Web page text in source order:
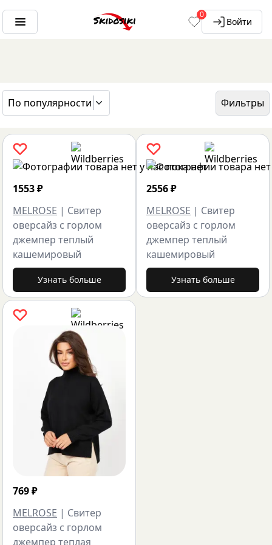
0
Войти
По популярности
Фильтры
ГЛАВНАЯ
БРЕНДЫ
1553₽
MELROSE | Свитер
оверсайз с горлом
джемпер теплый
кашемировый
Узнать больше
769₽
MELROSE | Свитер
оверсайз с горлом
джемпер теплая
2556₽
MELROSE | Свитер
оверсайз с горлом
джемпер теплый
кашемировый
Узнать больше